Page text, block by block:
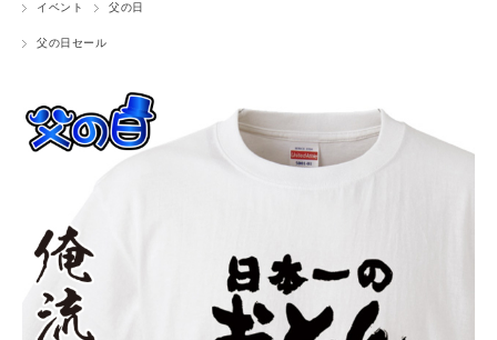
イベント
父の日
父の日セール